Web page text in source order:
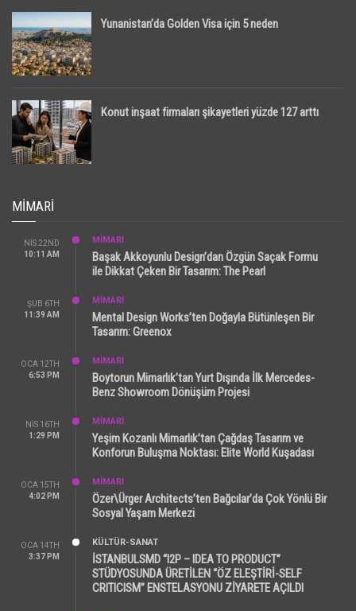
Yunanistan’da Golden Visa için 5 neden
Konut inşaat firmaları şikayetleri yüzde 127 arttı
MIMARI
NIS 22ND
10:11 AM
MİMARİ
Başak Akkoyunlu Design’dan Özgün Saçak Formu
ile Dikkat Çeken Bir Tasarım: The Pearl
ŞUB 6TH
11:39 AM
MİMARİ
Mental Design Works’ten Doğayla Bütünleşen Bir
Tasarım: Greenox
OCA 12TH
6:53 PM
MİMARİ
Boytorun Mimarlık’tan Yurt Dışında İlk Mercedes-
Benz Showroom Dönüşüm Projesi
NIS 16TH
1:29 PM
MİMARİ
Yeşim Kozanlı Mimarlık’tan Çağdaş Tasarım ve
Konforun Buluşma Noktası: Elite World Kuşadası
OCA 15TH
4:02 PM
MİMARİ
Özer\Ürger Architects’ten Bağcılar’da Çok Yönlü Bir
Sosyal Yaşam Merkezi
OCA 14TH
3:37 PM
KÜLTÜR-SANAT
İSTANBULSMD “I2P – IDEA TO PRODUCT”
STÜDYOSUNDA ÜRETİLEN “ÖZ ELEŞTİRİ-SELF
CRITICISM” ENSTELASYONU ZİYARETE AÇILDI